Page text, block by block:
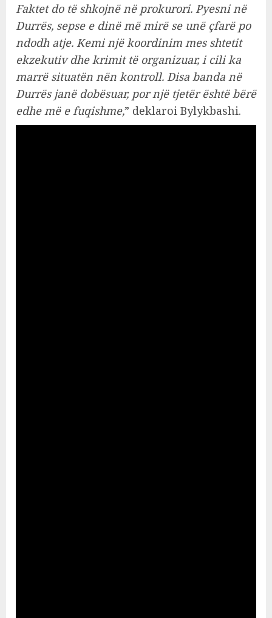
Faktet do të shkojnë në prokurori. Pyesni në
Durrës, sepse e dinë më mirë se unë çfarë po
ndodh atje. Kemi një koordinim mes shtetit
ekzekutiv dhe krimit të organizuar, i cili ka
marrë situatën nën kontroll. Disa banda në
Durrës janë dobësuar, por një tjetër është bërë
edhe më e fuqishme,” deklaroi Bylykbashi.